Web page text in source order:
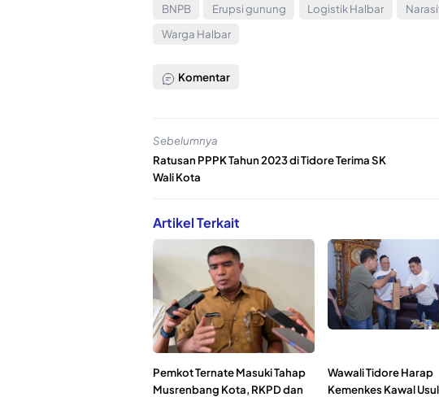
BNPB Erupsi gunung Logistik Halbar
Warga Halbar
Komentar
Sebelumnya
Ratusan PPPK Tahun 2023 di Tidore Terima SK
Wali Kota
Artikel Terkait
Pemkot Ternate Masuki Tahap
Musrenbang Kota, RKPD dan
Wawali Tidore Harap
Kemenkes Kawal